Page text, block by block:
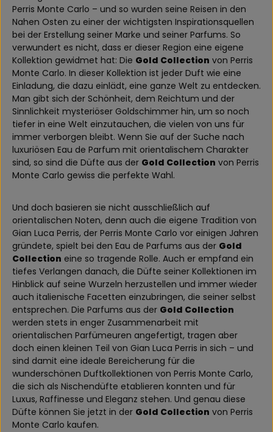
Perris Monte Carlo – und so wurden seine Reisen in den
Nahen Osten zu einer der wichtigsten Inspirationsquellen
bei der Erstellung seiner Marke und seiner Parfums. So
verwundert es nicht, dass er dieser Region eine eigene
Kollektion gewidmet hat: Die Gold Collection von Perris
Monte Carlo. In dieser Kollektion ist jeder Duft wie eine
Einladung, die dazu einlädt, eine ganze Welt zu entdecken.
Man gibt sich der Schönheit, dem Reichtum und der
Sinnlichkeit mysteriöser Goldschimmer hin, um so noch
tiefer in eine Welt einzutauchen, die vielen von uns für
immer verborgen bleibt. Wenn Sie auf der Suche nach
luxuriösen Eau de Parfum mit orientalischem Charakter
sind, so sind die Düfte aus der Gold Collection von Perris
Monte Carlo gewiss die perfekte Wahl.
Und doch basieren sie nicht ausschließlich auf
orientalischen Noten, denn auch die eigene Tradition von
Gian Luca Perris, der Perris Monte Carlo vor einigen Jahren
gründete, spielt bei den Eau de Parfums aus der Gold
Collection eine so tragende Rolle. Auch er empfand ein
tiefes Verlangen danach, die Düfte seiner Kollektionen im
Hinblick auf seine Wurzeln herzustellen und immer wieder
auch italienische Facetten einzubringen, die seiner selbst
entsprechen. Die Parfums aus der Gold Collection
werden stets in enger Zusammenarbeit mit
orientalischen Parfümeuren angefertigt, tragen aber
doch einen kleinen Teil von Gian Luca Perris in sich – und
sind damit eine ideale Bereicherung für die
wunderschönen Duftkollektionen von Perris Monte Carlo,
die sich als Nischendüfte etablieren konnten und für
Luxus, Raffinesse und Eleganz stehen. Und genau diese
Düfte können Sie jetzt in der Gold Collection von Perris
Monte Carlo kaufen.